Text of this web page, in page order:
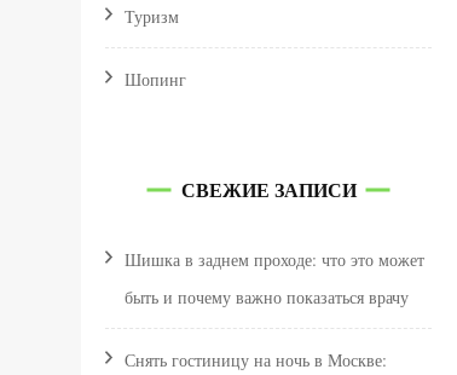
Туризм
Шопинг
СВЕЖИЕ ЗАПИСИ
Шишка в заднем проходе: что это может
быть и почему важно показаться врачу
Снять гостиницу на ночь в Москве: